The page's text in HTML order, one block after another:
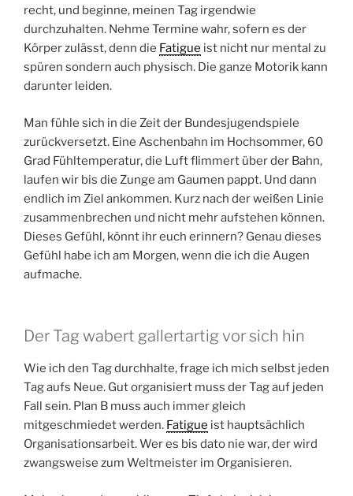
recht, und beginne, meinen Tag irgendwie
durchzuhalten. Nehme Termine wahr, sofern es der
Körper zulässt, denn die Fatigue ist nicht nur mental zu
spüren sondern auch physisch. Die ganze Motorik kann
darunter leiden.
Man fühle sich in die Zeit der Bundesjugendspiele
zurückversetzt. Eine Aschenbahn im Hochsommer, 60
Grad Fühltemperatur, die Luft flimmert über der Bahn,
laufen wir bis die Zunge am Gaumen pappt. Und dann
endlich im Ziel ankommen. Kurz nach der weißen Linie
zusammenbrechen und nicht mehr aufstehen können.
Dieses Gefühl, könnt ihr euch erinnern? Genau dieses
Gefühl habe ich am Morgen, wenn die ich die Augen
aufmache.
Der Tag wabert gallertartig vor sich hin
Wie ich den Tag durchhalte, frage ich mich selbst jeden
Tag aufs Neue. Gut organisiert muss der Tag auf jeden
Fall sein. Plan B muss auch immer gleich
mitgeschmiedet werden. Fatigue ist hauptsächlich
Organisationsarbeit. Wer es bis dato nie war, der wird
zwangsweise zum Weltmeister im Organisieren.